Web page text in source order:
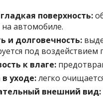
поверхность:
автомобиле.
и долговечность:
под воздействием
к влаге:
в уходе:легко
внешний вид: